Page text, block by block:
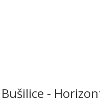
Bušilice -